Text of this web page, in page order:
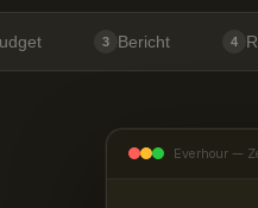
3 Bericht 4
Everhour —